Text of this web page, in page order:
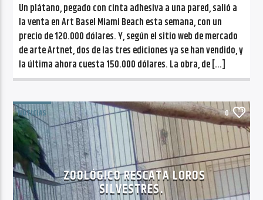
Un plátano, pegado con cinta adhesiva a una pared, salió a
la venta en Art Basel Miami Beach esta semana, con un
precio de 120.000 dólares. Y, según el sitio web de mercado
de arte Artnet, dos de las tres ediciones ya se han vendido, y
la última ahora cuesta 150.000 dólares. La obra, de […]
NOTICIAS 0
ZOOLÓGICO RESCATA LOROS
SILVESTRES.